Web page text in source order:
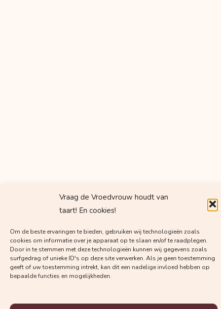
Vraag de Vroedvrouw houdt van
taart! En cookies!
Om de beste ervaringen te bieden, gebruiken wij technologieën zoals
cookies om informatie over je apparaat op te slaan en/of te raadplegen.
Door in te stemmen met deze technologieën kunnen wij gegevens zoals
surfgedrag of unieke ID's op deze site verwerken. Als je geen toestemming
geeft of uw toestemming intrekt, kan dit een nadelige invloed hebben op
bepaalde functies en mogelijkheden.